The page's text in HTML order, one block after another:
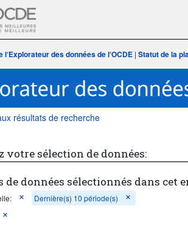
l‘Explorateur des données de l‘OCDE |Statut de la
résultats de recherche
votre sélection de données:
de données sélectionnés dans cet
Dernière(s) 10 période(s)